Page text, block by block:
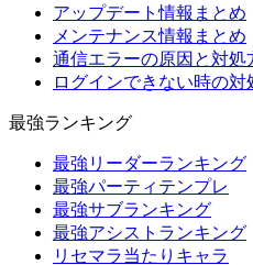
アップデート情報まとめ
メンテナンス情報まとめ
通信エラーの原因と対処
ログインできない時の対
最強ランキング
最強リーダーランキング
最強パーティテンプレ
最強サブランキング
最強アシストランキング
リセマラ当たりキャラ